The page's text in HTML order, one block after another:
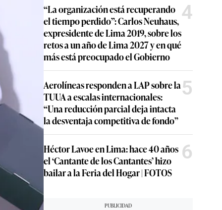
“La organización está recuperando
el tiempo perdido”: Carlos Neuhaus,
expresidente de Lima 2019, sobre los
retos a un año de Lima 2027 y en qué
más está preocupado el Gobierno
4
Aerolíneas responden a LAP sobre la
TUUA a escalas internacionales:
“Una reducción parcial deja intacta
la desventaja competitiva de fondo”
5
Héctor Lavoe en Lima: hace 40 años
el ‘Cantante de los Cantantes’ hizo
bailar a la Feria del Hogar | FOTOS
6